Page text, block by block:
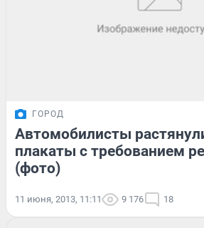
ГОРОД
Автомобилисты
плакаты с требованием
(фото)
11 июня, 2013, 11:11 9 176 18